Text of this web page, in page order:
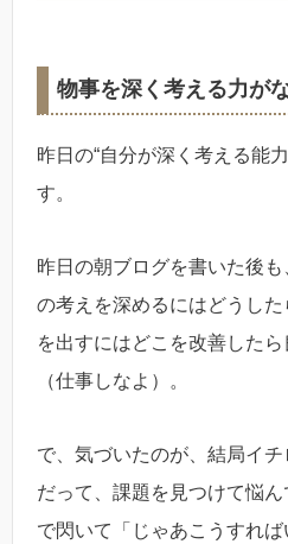
物事を深く考える力が
昨日の“自分が深く考える能
す。
昨日の朝ブログを書いた後
の考えを深めるにはどうし
を出すにはどこを改善した
（仕事しなよ）。
で、気づいたのが、結局イ
だって、課題を見つけて悩
で閃いて「じゃあこうすれ